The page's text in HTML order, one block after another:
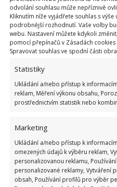
odvolání souhlasu může nepříznivě
Kliknutím níže vyjádřete souhlas s
podrobnější rozhodnutí. Vaše volby
webu. Nastavení můžete kdykoli
pomocí přepínačů v Zásadách
Spravovat souhlas ve spodní části
Statistiky
Ukládání a/nebo přístup k
reklam, Měření výkonu obsahu,
prostřednictvím statistik nebo
Marketing
Ukládání a/nebo přístup k
omezených údajů k výběru reklam,
personalizovanou reklamu,
personalizované reklamy, Vytváření
obsah, Používání profilů pro výběr
Na jednu pračku navíc
Jediná lahev vám tak vydrží
svým šatům dopřát
do praní několik kapek
vonět. Na prací prostředek
vroucí vody (zchladlé), 1,5
levandulového éterického
Zdroj:TheSpruce